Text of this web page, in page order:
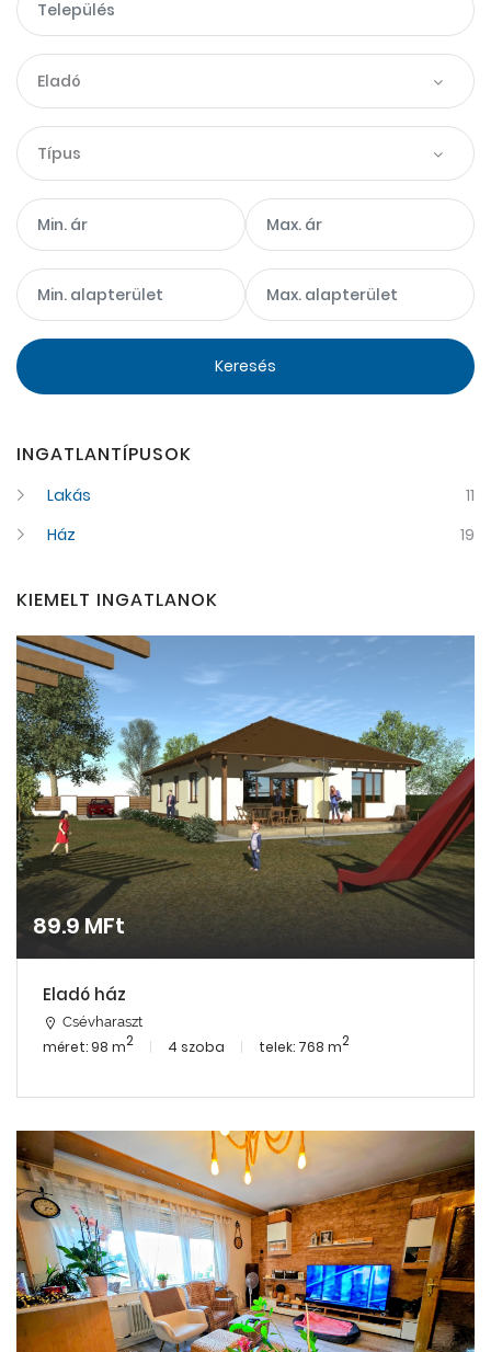
Eladó
Típus
Keresés
INGATLANTÍPUSOK
Lakás
11
Ház
19
KIEMELT INGATLANOK
89.9 MFt
Eladó ház
Csévharaszt
méret: 98 m2 4 szoba telek: 768 m2